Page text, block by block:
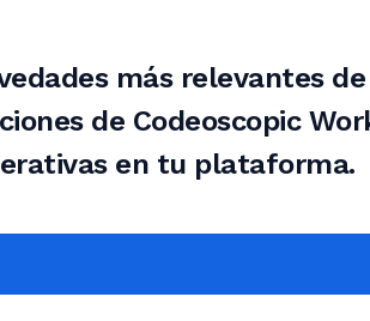
más relevantes
de Codeoscopic
en tu plataforma.